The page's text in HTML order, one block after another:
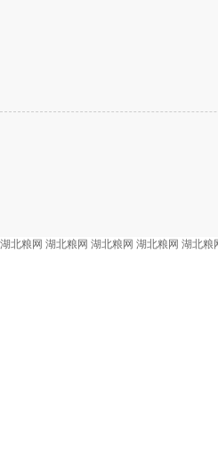
湖北粮网 湖北粮网 湖北粮网 湖北粮网 湖北粮